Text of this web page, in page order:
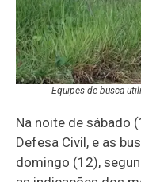
Equipes de busca
Na noite de sábado
Defesa Civil, e as
domingo (12),